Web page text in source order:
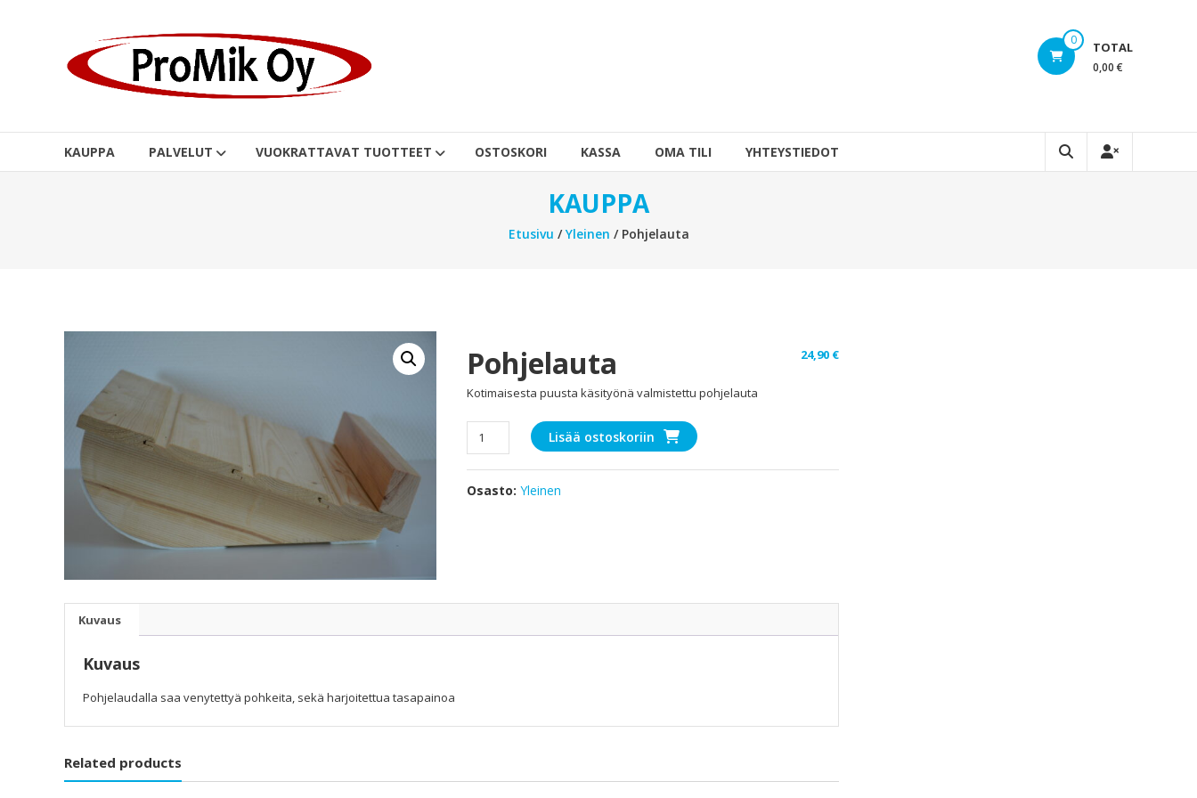
0 TOTAL
0,00 €
KAUPPA PALVELUT VUOKRATTAVAT TUOTTEET OSTOSKORI KASSA OMA TILI YHTEYSTIEDOT
KAUPPA
Etusivu /Yleinen / Pohjelauta
Pohjelauta 24,90 €
Kotimaisesta puusta käsityönä valmistettu pohjelauta
Pohjelauta
määrä
Lisää ostoskoriin
Osasto:Yleinen
Kuvaus
Kuvaus
Pohjelaudalla saa venytettyä pohkeita, sekä harjoitettua tasapainoa
Related products